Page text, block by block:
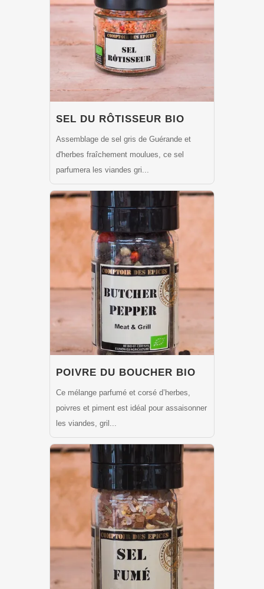
SEL DU RÔTISSEUR BIO
Assemblage de sel gris de Guérande et
d'herbes fraîchement moulues, ce sel
parfumera les viandes gri...
POIVRE DU BOUCHER BIO
Ce mélange parfumé et corsé d’herbes,
poivres et piment est idéal pour assaisonner
les viandes, gril...